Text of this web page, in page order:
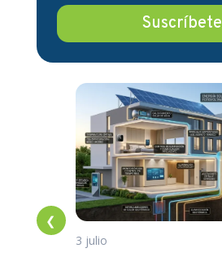
Suscríbete
❮
3 julio